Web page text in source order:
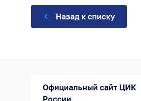
Назад к списку
Официальный сайт ЦИК
России